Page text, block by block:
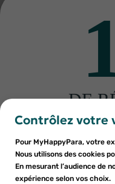
Composition
Fabriquant
Autres
-30%
Ajouter à ma liste
Nom de la liste d'envies
Vous devez être
liste d'envies.
Contrôlez votre
Pour MyHappyPara, votre
Nous utilisons des cookies
En mesurant l’audience de
expérience selon vos choix.
DE
sur votre
Inscrivez-vous
d'une réduction